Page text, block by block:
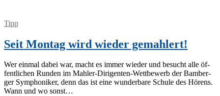
Tipp
Seit Montag wird wieder gemahlert!
Wer ein­mal da­bei war, macht es im­mer wie­der und be­sucht alle öf­
fent­li­chen Run­den im Mahler-Di­ri­­gen­­ten-Wet­t­­be­­werb der Bam­ber­
ger Sym­pho­ni­ker, denn das ist eine wun­der­ba­re Schu­le des Hö­rens.
Wann und wo sonst…